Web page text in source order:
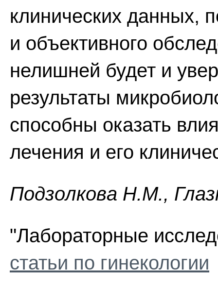
клинических данных,
и объективного
нелишней будет и
результаты
способны оказать
лечения и его
Пoдзoлкoвa H.M.,
"Лабораторные
статьи по гинекологии